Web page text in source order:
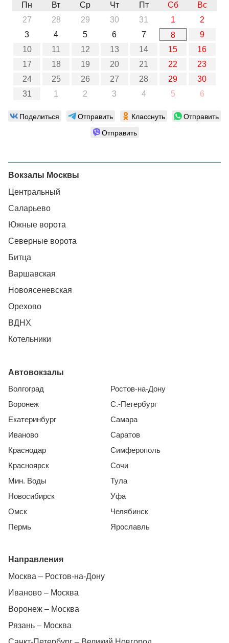
Пн
Вт Ср Чт Пт Сб
Вс
27
28 29 30 31 1
2
3
4 5 6 7 8
9
10
11 12 13 14 15
16
17
18 19 20 21 22
23
24
25 26 27 28 29
30
31
1 2 3 4 5 6
Поделиться Отправить Класснуть
Отправить
Отправить
Вокзалы Москвы
Центральный
Саларьево
Южные ворота
Северные ворота
Битца
Варшавская
Новоясеневская
Орехово
ВДНХ
Котельники
Автовокзалы
Волгоград
Воронеж
Екатеринбург
Иваново
Краснодар
Красноярск
Мин. Воды
Новосибирск
Омск
Пермь
Ростов-на-Дону
С.-Петербург
Самара
Саратов
Симферополь
Сочи
Тула
Уфа
Челябинск
Ярославль
Направления
Москва – Ростов-на-Дону
Иваново – Москва
Воронеж – Москва
Рязань – Москва